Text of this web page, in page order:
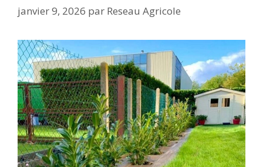
janvier 9, 2026 par Reseau Agricole